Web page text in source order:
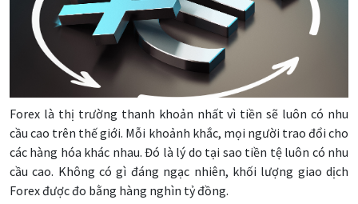
Forex là thị trường thanh khoản nhất vì tiền sẽ luôn có nhu
cầu cao trên thế giới. Mỗi khoảnh khắc, mọi người trao đổi cho
các hàng hóa khác nhau. Đó là lý do tại sao tiền tệ luôn có nhu
cầu cao. Không có gì đáng ngạc nhiên, khối lượng giao dịch
Forex được đo bằng hàng nghìn tỷ đồng.